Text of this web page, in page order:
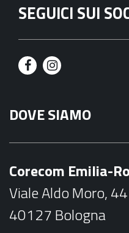
SEGUICI SUI
F
c
e
k
I
s
t
a
DOVE SIAMO
Corecom Emilia-
Viale Aldo Moro, 44
40127 Bologna